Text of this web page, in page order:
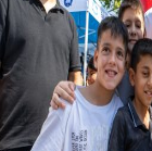
Akın: Benim
hizmet
05 Ağustos 2026